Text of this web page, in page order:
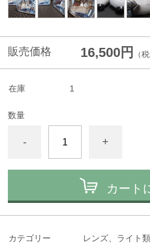
販売価格 16,500円 （
在庫 1
数量
- +
カート
カテゴリー レンズ、ライト類